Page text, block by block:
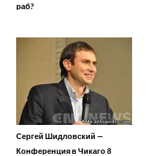
раб?
Сергей Шидловский —
Конференция в Чикаго 8